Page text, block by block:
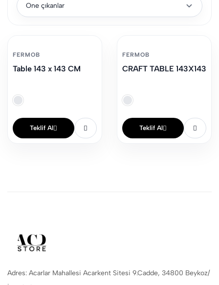
Öne çıkanlar
FERMOB
Table 143 x 143 CM
Teklif Al
FERMOB
CRAFT TABLE 143X143
Teklif Al
Adres: Acarlar Mahallesi Acarkent Sitesi 9.Cadde, 34800 Beykoz/